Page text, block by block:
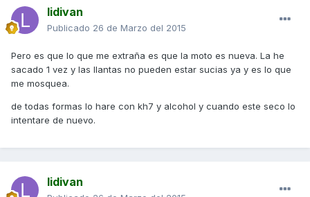
lidivan
Publicado 26 de Marzo del 2015
Pero es que lo que me extraña es que la moto es nueva. La he
sacado 1 vez y las llantas no pueden estar sucias ya y es lo que
me mosquea.
de todas formas lo hare con kh7 y alcohol y cuando este seco lo
intentare de nuevo.
lidivan